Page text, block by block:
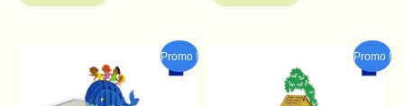
Promo !
6,80 €.
price
is:
5,80 €.
Promo !
price
is:
6,46 €.